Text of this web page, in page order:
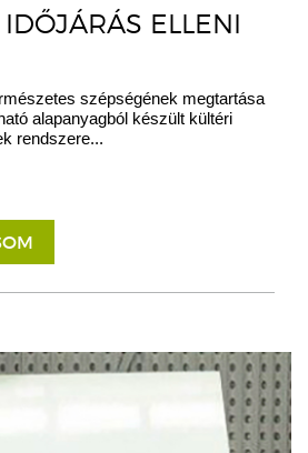
ELLENI
szépségének megtartása
alapanyagból készült kültéri
rendszere...